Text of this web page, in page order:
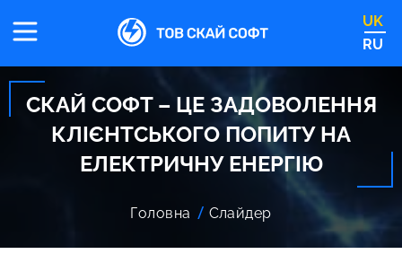
UK
RU
СКАЙ СОФТ – ЦЕ ЗАДОВОЛЕННЯ
КЛІЄНТСЬКОГО ПОПИТУ НА
ЕЛЕКТРИЧНУ ЕНЕРГІЮ
Головна Слайдер